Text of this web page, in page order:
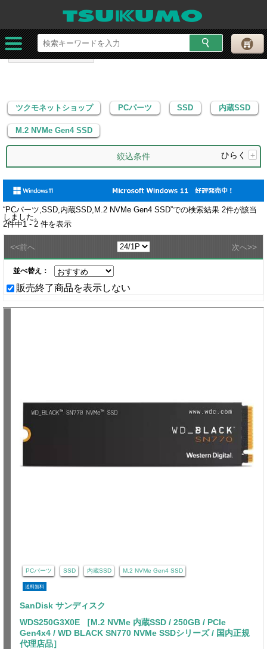
ツクモネットショップ PCパーツ
内蔵SSD
M.2 NVMe Gen4 SSD
ツクモネットショップ PCパーツ SSD 内蔵SSD
M.2 NVMe Gen4 SSD
絞込条件 ひらく +
“PCパーツ,SSD,内蔵SSD,M.2 NVMe Gen4 SSD”での検索結果 2件が該当
しました。
2件中1 - 2 件を表示
<<前へ 次へ>>
並べ替え：
販売終了商品を表示しない
PCパーツ SSD 内蔵SSD M.2 NVMe Gen4 SSD
送料無料
SanDisk サンディスク
WDS250G3X0E ［M.2 NVMe 内蔵SSD / 250GB / PCIe
Gen4x4 / WD BLACK SN770 NVMe SSDシリーズ / 国内正規
代理店品］